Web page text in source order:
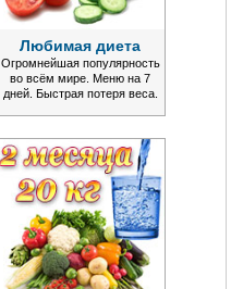
Любимая диета
Огромнейшая популярность
во всём мире. Меню на 7
дней. Быстрая потеря веса.